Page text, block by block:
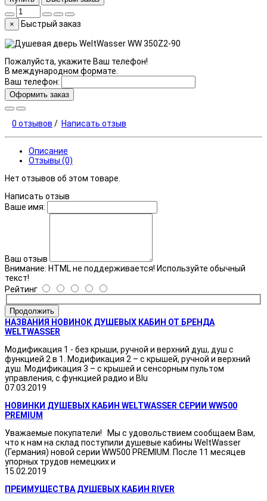
× Быстрый заказ
Пожалуйста, укажите Ваш телефон!
В международном формате.
Ваш телефон:
Оформить заказ
0 отзывов / Написать отзыв
Описание
Отзывы (0)
Нет отзывов об этом товаре.
Написать отзыв
Ваше имя:
Ваш отзыв
Внимание: HTML не поддерживается! Используйте обычный
текст!
Рейтинг
Продолжить
НАЗВАНИЯ НОВИНОК ДУШЕВЫХ КАБИН ОТ БРЕНДА
WELTWASSER
Модификация 1 - без крыши, ручной и верхний душ, душ с
функцией 2 в 1. Модификация 2 – с крышей, ручной и верхний
душ. Модификация 3 – с крышей и сенсорным пультом
управления, с функцией радио и Blu
07.03.2019
НОВИНКИ ДУШЕВЫХ КАБИН WELTWASSER СЕРИИ WW500
PREMIUM
Уважаемые покупатели! Мы с удовольствием сообщаем Вам,
что к нам на склад поступили душевые кабины WeltWasser
(Германия) новой серии WW500 PREMIUM. После 11 месяцев
упорных трудов немецких и
15.02.2019
ПРЕИМУЩЕСТВА ДУШЕВЫХ КАБИН RIVER